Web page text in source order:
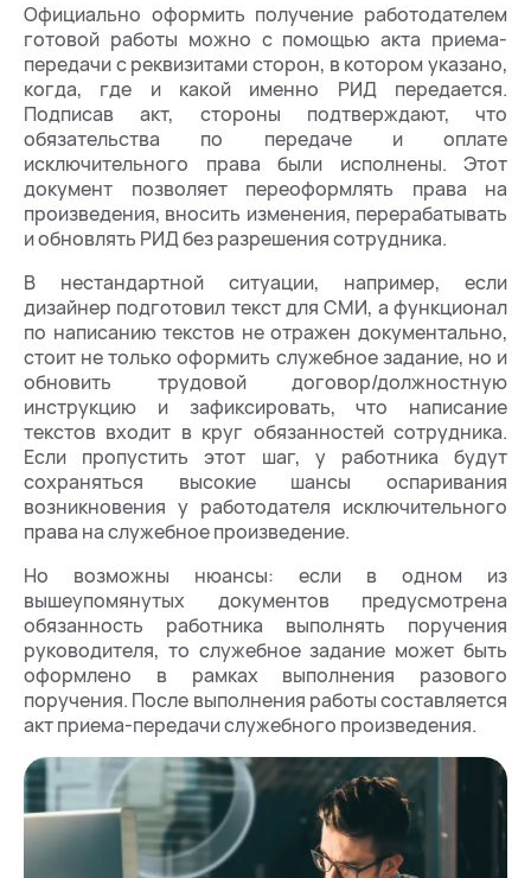
Официально оформить получение работодателем
готовой работы можно с помощью акта приема-
передачи с реквизитами сторон, в котором указано,
когда, где и какой именно РИД передается.
Подписав акт, стороны подтверждают, что
обязательства по передаче и оплате
исключительного права были исполнены. Этот
документ позволяет переоформлять права на
произведения, вносить изменения, перерабатывать
и обновлять РИД без разрешения сотрудника.
В нестандартной ситуации, например, если
дизайнер подготовил текст для СМИ, а функционал
по написанию текстов не отражен документально,
стоит не только оформить служебное задание, но и
обновить трудовой договор/должностную
инструкцию и зафиксировать, что написание
текстов входит в круг обязанностей сотрудника.
Если пропустить этот шаг, у работника будут
сохраняться высокие шансы оспаривания
возникновения у работодателя исключительного
права на служебное произведение.
Но возможны нюансы: если в одном из
вышеупомянутых документов предусмотрена
обязанность работника выполнять поручения
руководителя, то служебное задание может быть
оформлено в рамках выполнения разового
поручения. После выполнения работы составляется
акт приема-передачи служебного произведения.